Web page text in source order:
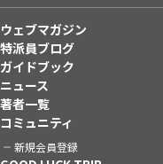
ウェブマガジン
特派員ブログ
ガイドブック
ニュース
著者一覧
コミュニティ
新規会員登録